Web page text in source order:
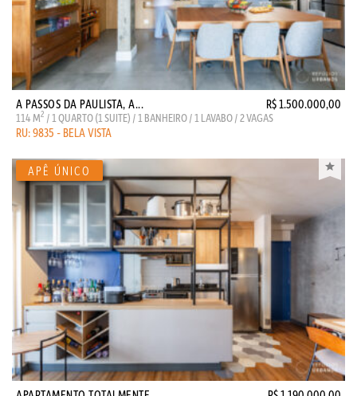
A PASSOS DA PAULISTA, A... R$ 1.500.000,00
114 M2 / 1 QUARTO (1 SUITE) / 1 BANHEIRO / 1 LAVABO / 2 VAGAS
RU: 9835 - BELA VISTA